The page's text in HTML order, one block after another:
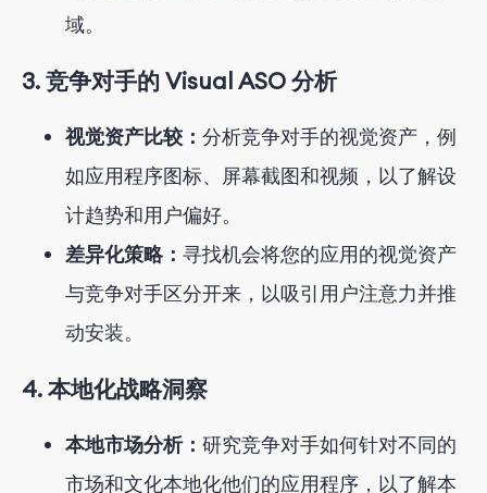
域。
3. 竞争对手的 Visual ASO 分析
视觉资产比较： 分析竞争对手的视觉资产，例
如应用程序图标、屏幕截图和视频，以了解设
计趋势和用户偏好。
差异化策略： 寻找机会将您的应用的视觉资产
与竞争对手区分开来，以吸引用户注意力并推
动安装。
4. 本地化战略洞察
本地市场分析： 研究竞争对手如何针对不同的
市场和文化本地化他们的应用程序，以了解本